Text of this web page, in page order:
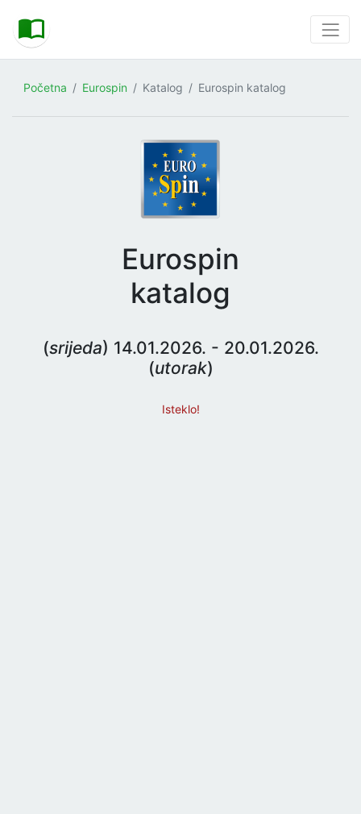
Početna Eurospin Katalog Eurospin katalog
Eurospin
katalog
(srijeda) 14.01.2026. - 20.01.2026.
(utorak)
Isteklo!